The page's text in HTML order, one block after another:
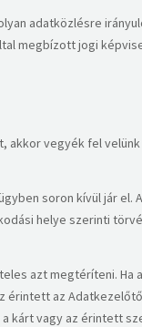
adatközlésre
megbízott jogi
akkor vegyék fel
soron kívül jár el.
helye szerinti
azt megtéríteni. Ha
érintett az
kárt vagy az érintett